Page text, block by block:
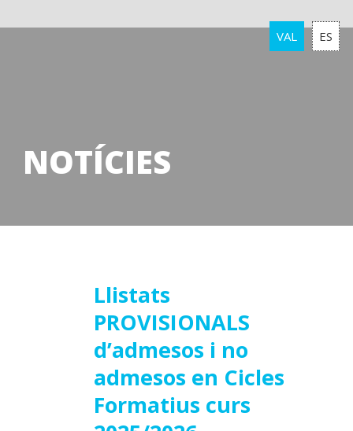
VAL ES
NOTÍCIES
Llistats
PROVISIONALS
d’admesos i no
admesos en Cicles
Formatius curs